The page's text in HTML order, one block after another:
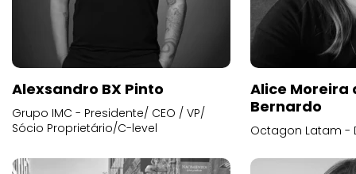
Alexsandro BX Pinto
Grupo IMC - Presidente/ CEO / VP/
Sócio Proprietário/C-level
Alice
Bernardo
Octagon Latam -